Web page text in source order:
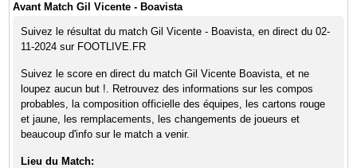
Avant Match Gil Vicente - Boavista
Suivez le résultat du match Gil Vicente - Boavista, en direct du 02-
11-2024 sur FOOTLIVE.FR
Suivez le score en direct du match Gil Vicente Boavista, et ne
loupez aucun but !. Retrouvez des informations sur les compos
probables, la composition officielle des équipes, les cartons rouge
et jaune, les remplacements, les changements de joueurs et
beaucoup d'info sur le match a venir.
Lieu du Match: